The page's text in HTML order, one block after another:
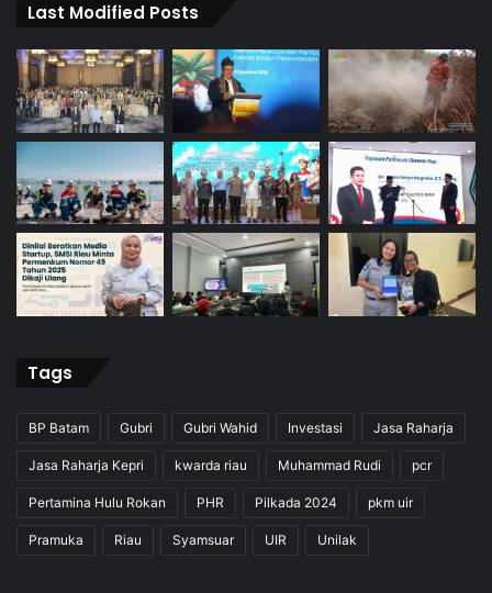
Last Modified Posts
Tags
BP Batam Gubri Gubri Wahid Investasi Jasa Raharja
Jasa Raharja Kepri kwarda riau Muhammad Rudi pcr
Pertamina Hulu Rokan PHR Pilkada 2024 pkm uir
Pramuka Riau Syamsuar UIR Unilak